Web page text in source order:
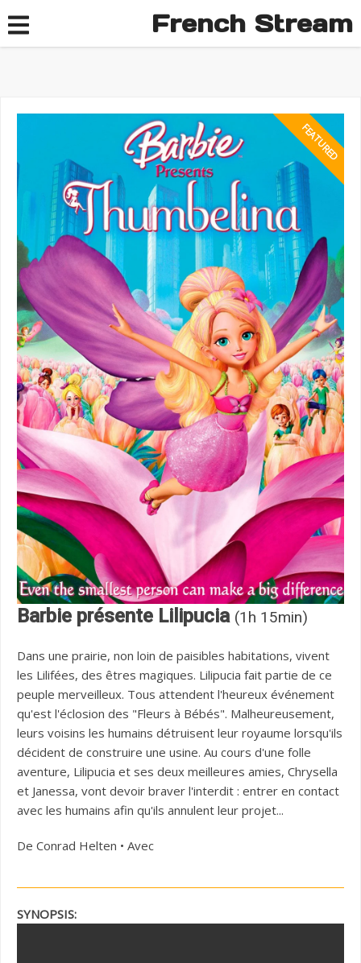
French Stream
Barbie présente Lilipucia (1h 15min)
Dans une prairie, non loin de paisibles habitations, vivent
les Lilifées, des êtres magiques. Lilipucia fait partie de ce
peuple merveilleux. Tous attendent l'heureux événement
qu'est l'éclosion des "Fleurs à Bébés". Malheureusement,
leurs voisins les humains détruisent leur royaume lorsqu'ils
décident de construire une usine. Au cours d'une folle
aventure, Lilipucia et ses deux meilleures amies, Chrysella
et Janessa, vont devoir braver l'interdit : entrer en contact
avec les humains afin qu'ils annulent leur projet...
De Conrad Helten • Avec
SYNOPSIS: